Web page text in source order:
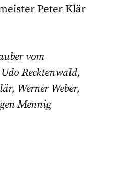
Peter Klär
vom
Recktenwald,
Werner Weber,
Mennig